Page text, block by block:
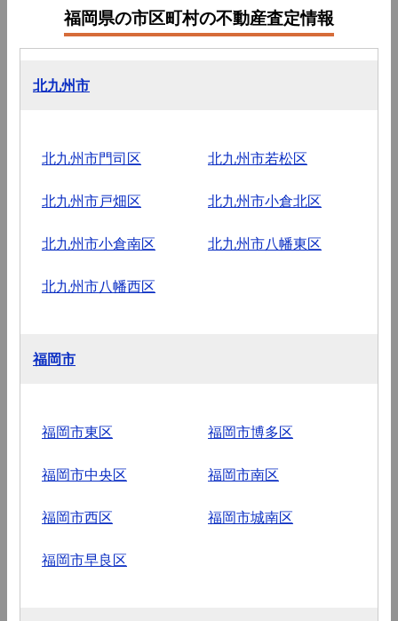
福岡県の市区町村の不動産査定情報
北九州市
北九州市門司区 北九州市若松区
北九州市戸畑区 北九州市小倉北区
北九州市小倉南区 北九州市八幡東区
北九州市八幡西区
福岡市
福岡市東区 福岡市博多区
福岡市中央区 福岡市南区
福岡市西区 福岡市城南区
福岡市早良区